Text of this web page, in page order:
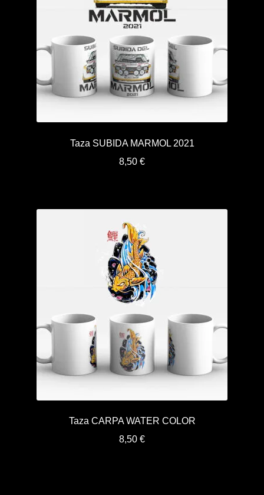
Taza SUBIDA MARMOL 2021
8,50 €
Taza CARPA WATER COLOR
8,50 €